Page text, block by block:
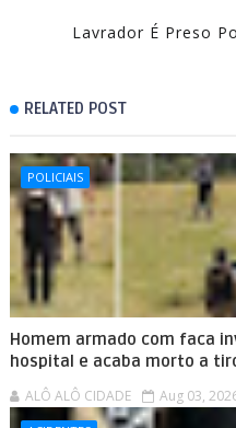
Lavrador É Preso
RELATED POST
POLICIAIS
Homem armado com faca
hospital e acaba morto a
ALÔ ALÔ CIDADE Aug 03,